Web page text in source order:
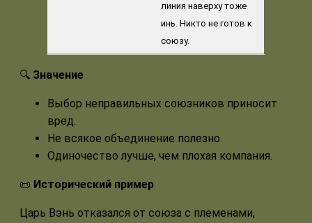
линия наверху тоже
инь. Никто не готов к
союзу.
🔍 Значение
Выбор неправильных союзников приносит
вред.
Не всякое объединение полезно.
Одиночество лучше, чем плохая компания.
📜 Исторический пример
Царь Вэнь отказался от союза с племенами,